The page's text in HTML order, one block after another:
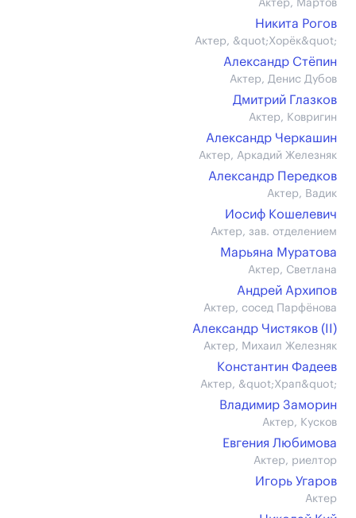
Актер, Мартов
Никита Рогов
Актер, &quot;Хорёк&quot;
Александр Стёпин
Актер, Денис Дубов
Дмитрий Глазков
Актер, Ковригин
Александр Черкашин
Актер, Аркадий Железняк
Александр Передков
Актер, Вадик
Иосиф Кошелевич
Актер, зав. отделением
Марьяна Муратова
Актер, Светлана
Андрей Архипов
Актер, сосед Парфёнова
Александр Чистяков (II)
Актер, Михаил Железняк
Константин Фадеев
Актер, &quot;Храп&quot;
Владимир Заморин
Актер, Кусков
Евгения Любимова
Актер, риелтор
Игорь Угаров
Актер